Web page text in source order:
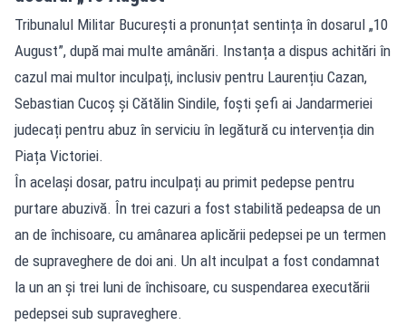
Tribunalul Militar București a pronunțat sentința în dosarul „10
August”, după mai multe amânări. Instanța a dispus achitări în
cazul mai multor inculpați, inclusiv pentru Laurențiu Cazan,
Sebastian Cucoș și Cătălin Sindile, foști șefi ai Jandarmeriei
judecați pentru abuz în serviciu în legătură cu intervenția din
Piața Victoriei.
În același dosar, patru inculpați au primit pedepse pentru
purtare abuzivă. În trei cazuri a fost stabilită pedeapsa de un
an de închisoare, cu amânarea aplicării pedepsei pe un termen
de supraveghere de doi ani. Un alt inculpat a fost condamnat
la un an și trei luni de închisoare, cu suspendarea executării
pedepsei sub supraveghere.